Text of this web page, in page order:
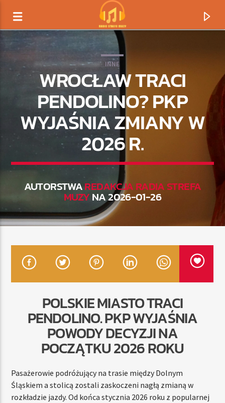
TERAZ GRAMY
TYTUŁ
ARTYSTA
TERAZ
RADIO STREFA MUZY
Radio Strefa Muzy
INNE
WROCŁAW TRACI
PENDOLINO? PKP
WYJAŚNIA ZMIANY W
2026 R.
AUTORSTWAREDAKCJA RADIA STREFA
MUZYNA 2026-01-26
POLSKIE MIASTO TRACI
PENDOLINO. PKP WYJAŚNIA
POWODY DECYZJI NA
POCZĄTKU 2026 ROKU
Pasażerowie podróżujący na trasie między Dolnym
Śląskiem a stolicą zostali zaskoczeni nagłą zmianą w
rozkładzie jazdy. Od końca stycznia 2026 roku z popularnej